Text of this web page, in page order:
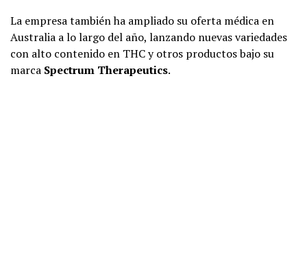
La empresa también ha ampliado su oferta médica en
Australia a lo largo del año, lanzando nuevas variedades
con alto contenido en THC y otros productos bajo su
marca Spectrum Therapeutics.